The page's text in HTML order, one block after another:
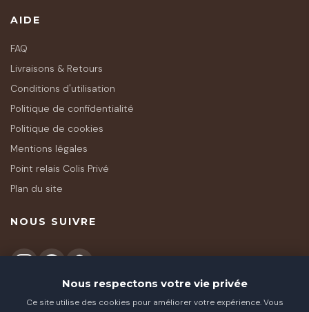
AIDE
FAQ
Livraisons & Retours
Conditions d'utilisation
Politique de confidentialité
Politique de cookies
Mentions légales
Point relais Colis Privé
Plan du site
NOUS SUIVRE
Nous respectons votre vie privée
Ce site utilise des cookies pour améliorer votre expérience. Vous